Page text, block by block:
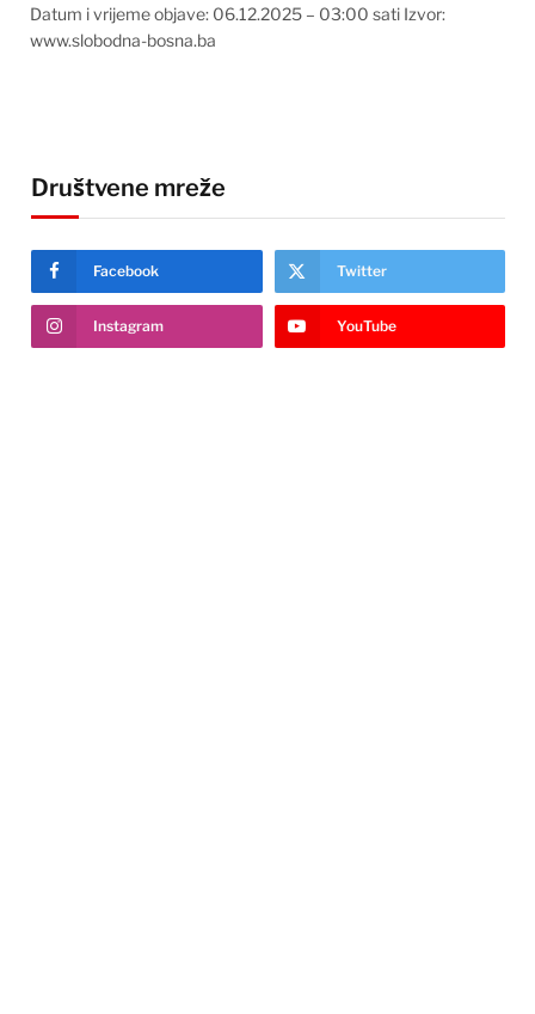
Datum i vrijeme objave: 06.12.2025 – 03:00 sati Izvor:
www.slobodna-bosna.ba
Društvene mreže
Facebook Twitter
Instagram YouTube